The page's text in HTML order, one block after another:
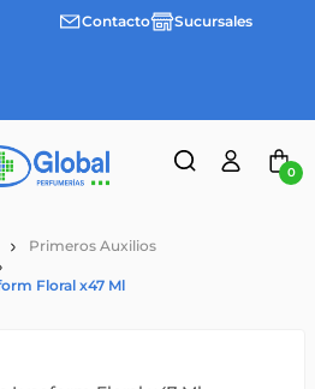
Envíos
Contacto Sucursales
0
Primeros Auxilios
Floral x47 Ml